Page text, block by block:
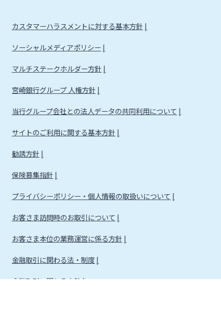
カスタマーハラスメントに対する基本方針
ソーシャルメディアポリシー
マルチステークホルダー方針
宮崎銀行グループ 人権方針
当行グループ会社との法人データの共同利用について
サイトのご利用に関する基本方針
勧誘方針
保険募集指針
プライバシーポリシー・個人情報の取扱いについて
お客さま訪問時のお取引について
お客さま本位の業務運営に係る方針
金融取引に関わる法・制度
金融取引に関わる方針